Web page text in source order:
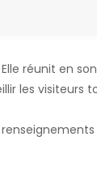
réunit en
les visiteurs